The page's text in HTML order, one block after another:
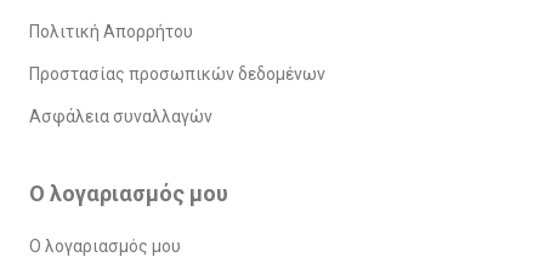
Πολιτική Απορρήτου
Προστασίας προσωπικών δεδομένων
Ασφάλεια συναλλαγών
Ο λογαριασμός μου
Ο λογαριασμός μου